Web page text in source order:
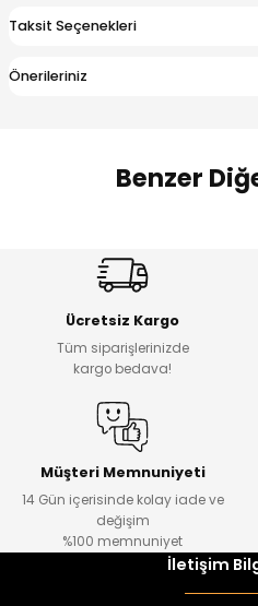
Taksit Seçenekleri
Önerileriniz
Benzer
Dantelya Kız Çocuk Tişört
Puba
Urban Kız Çocuk Süveterli Tunik Gömlek
%15
Ücretsiz Kargo
Tüm siparişlerinizde
kargo bedava!
Müşteri Memnuniyeti
14 Gün içerisinde kolay iade ve
değişim
%100 memnuniyet
İletişim
Alt
ve Taç